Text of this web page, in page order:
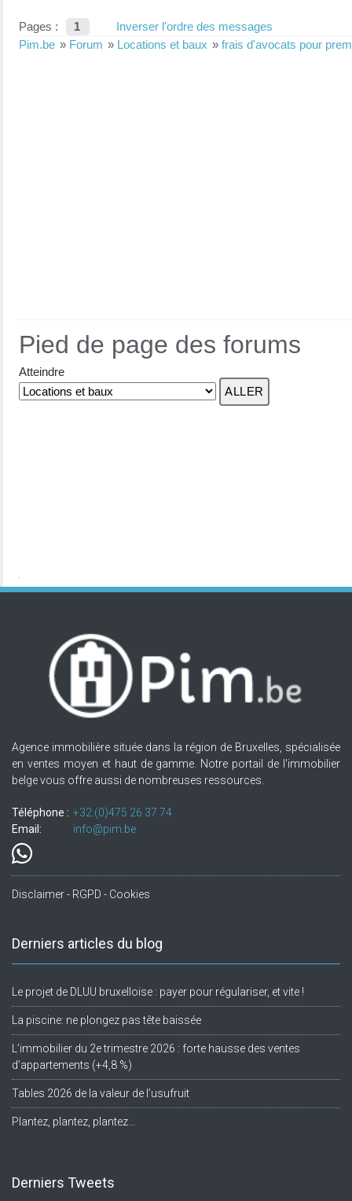
Pages : 1
Inverser l'ordre des messages
Pim.be » Forum » Locations et baux » frais d'avocats pour
Pied de page des forums
Atteindre
Agence immobilière située dans la région de Bruxelles, spécialisée
en ventes moyen et haut de gamme. Notre portail de l'immobilier
belge vous offre aussi de nombreuses ressources.
Téléphone : +32.(0)475 26 37 74
Email:
info@pim.be
Disclaimer - RGPD - Cookies
Derniers articles du blog
Le projet de DLUU bruxelloise : payer pour régulariser, et vite !
La piscine: ne plongez pas tête baissée
L’immobilier du 2e trimestre 2026 : forte hausse des ventes
d’appartements (+4,8 %)
Tables 2026 de la valeur de l’usufruit
Plantez, plantez, plantez…
Derniers Tweets